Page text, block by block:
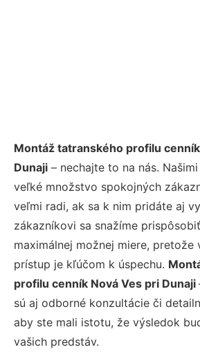
Montáž tatranského profilu
Dunaji – nechajte to na nás.
veľké množstvo spokojných
veľmi radi, ak sa k nim pridáte aj
zákazníkovi sa snažíme
maximálnej možnej miere, pretože
prístup je kľúčom k úspechu.
profilu cenník Nová Ves pri Dunaji
sú aj odborné konzultácie či
aby ste mali istotu, že výsledok
vašich predstáv.